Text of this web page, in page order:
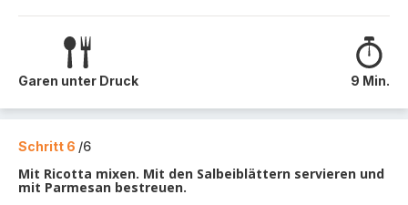
Garen unter Druck 9 Min.
Schritt 6 /6
Mit Ricotta mixen. Mit den Salbeiblättern servieren und
mit Parmesan bestreuen.